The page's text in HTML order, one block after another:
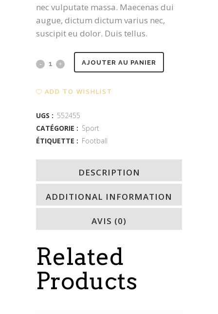
nec vulputate massa. Maecenas dui
augue, dictum dictum varius nec,
suscipit eu dolor. Duis tellus.
City
AJOUTER AU PANIER
ADD TO WISHLIST
UGS : 552455
CATÉGORIE : Sport
ÉTIQUETTE : Football
DESCRIPTION
ADDITIONAL INFORMATION
AVIS (0)
Related
Products